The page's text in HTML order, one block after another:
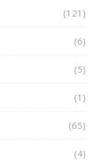
(121)
(6)
(5)
(1)
(65)
(4)